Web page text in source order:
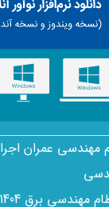
عمران اجرا 1404
برق 1404